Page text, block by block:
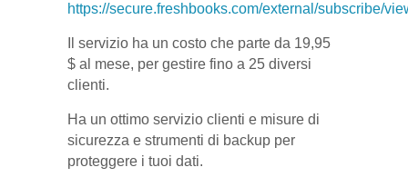
https://secure.freshbooks.com/external/subscribe/
Il servizio ha un costo che parte da 19,95
$ al mese, per gestire fino a 25 diversi
clienti.
Ha un ottimo servizio clienti e misure di
sicurezza e strumenti di backup per
proteggere i tuoi dati.